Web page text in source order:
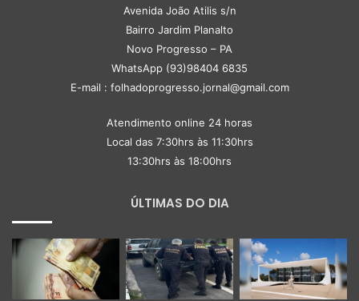
Avenida João Atilis s/n
Bairro Jardim Planalto
Novo Progresso – PA
WhatsApp (93)98404 6835
E-mail : folhadoprogresso.jornal@gmail.com
Atendimento online 24 horas
Local das 7:30hrs às 11:30hrs
13:30hrs às 18:00hrs
ÚLTIMAS DO DIA